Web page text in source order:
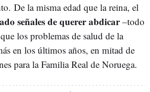
De la misma edad que la reina, el
señales de querer abdicar–todo
los problemas de salud de la
en los últimos años, en mitad de
para la Familia Real de Noruega.